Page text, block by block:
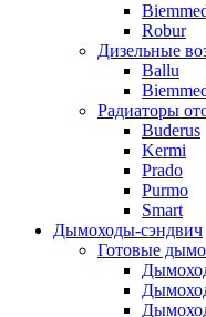
Robur
Дизельные
Ballu
Радиаторы
Buderus
Kermi
Prado
Purmo
Smart
Дымоходы-сэндвич
Готовые